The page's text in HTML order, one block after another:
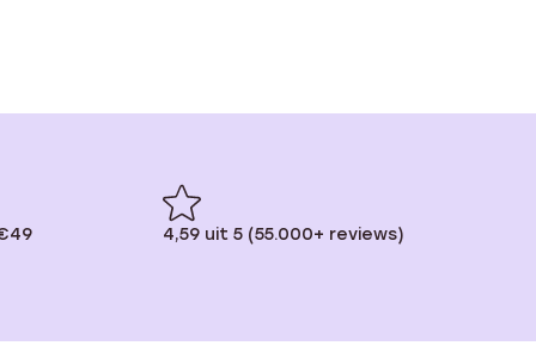
4,59 uit 5 (55.000+ reviews)